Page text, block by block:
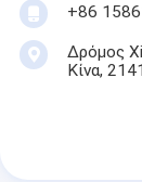
+86
Δρόμος
Κίνα,